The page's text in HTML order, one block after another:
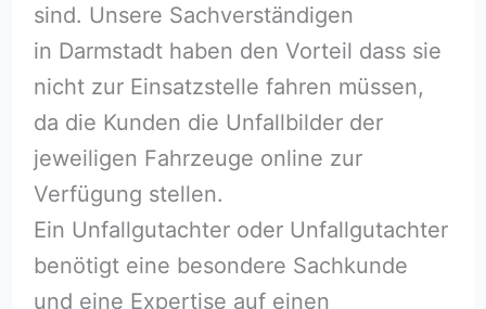
sind. Unsere Sachverständigen
in Darmstadt haben den Vorteil dass sie
nicht zur Einsatzstelle fahren müssen,
da die Kunden die Unfallbilder der
jeweiligen Fahrzeuge online zur
Verfügung stellen.
Ein Unfallgutachter oder Unfallgutachter
benötigt eine besondere Sachkunde
und eine Expertise auf einen